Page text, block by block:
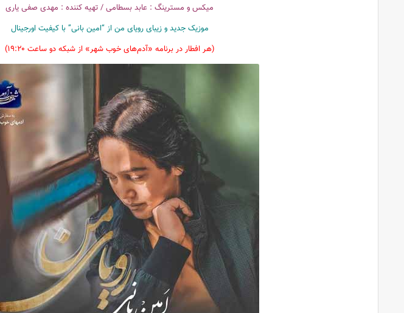
میکس و مسترینگ : عابد بسطامی / تهيه كننده : مهدی صفی یاری
موزیک جدید و زیبای رویای من از “امین بانی” با کیفیت اورجینال
(هر افطار در برنامه «آدم‌های خوب شهر» از شبکه دو ساعت ۱۹:۲۰)